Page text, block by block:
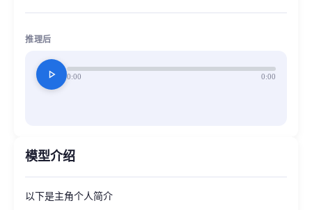
推理后
play_arrow 0:00 0:00
模型介绍
以下是主角个人简介